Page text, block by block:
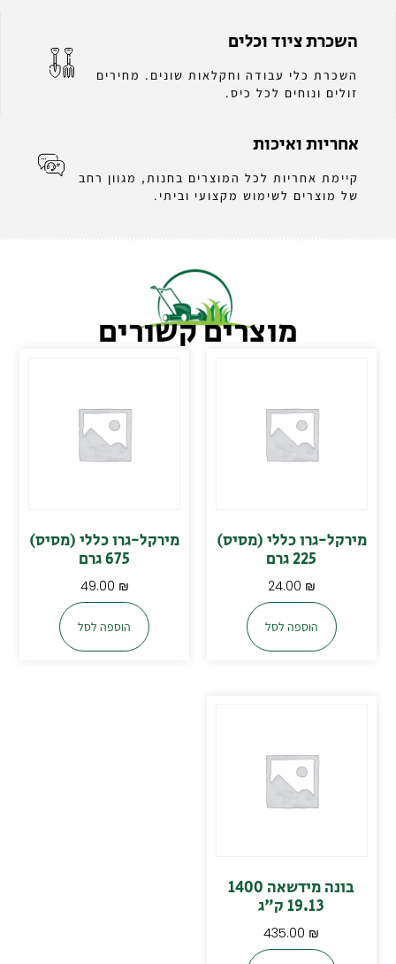
השכרת ציוד וכלים
השכרת כלי עבודה וחקלאות שונים. מחירים
זולים ונוחים לכל כיס.
אחריות ואיכות
קיימת אחריות לכל המוצרים בחנות, מגוון רחב
של מוצרים לשימוש מקצועי וביתי.
מוצרים קשורים
מירקל-גרו כללי (מסיס)
225 גרם
24.00 ₪
הוספה לסל
מירקל-גרו כללי (מסיס)
675 גרם
49.00 ₪
הוספה לסל
בונה מידשאה 1400
19.13 ק"ג
435.00 ₪